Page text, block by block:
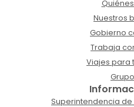
Nuestros
Gobierno
Trabaja
Viajes para
Superintendencia